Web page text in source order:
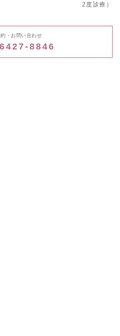
2度診療）
約・お問い合わせ
8846